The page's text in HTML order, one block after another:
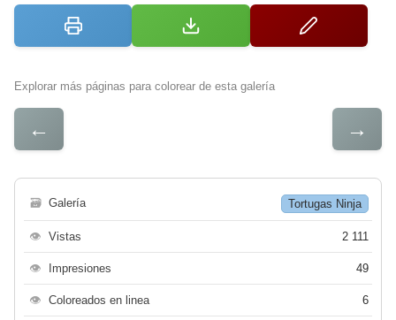
Explorar más páginas para colorear de esta galería
← →
🗃 Galería Tortugas Ninja
👁 Vistas 2 111
👁 Impresiones 49
👁 Coloreados en linea 6